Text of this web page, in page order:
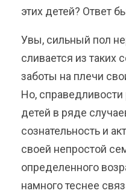
этих детей? Ответ
Увы, сильный пол
сливается из таких
заботы на плечи
Но,
детей в ряде
сознательность и
своей непростой
определенного
намного теснее